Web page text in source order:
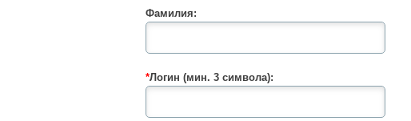
Фамилия:
*Логин (мин. 3 символа):